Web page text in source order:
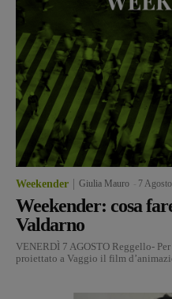
Weekender Giulia Mauro 7
Weekender: cosa
Valdarno
VENERDÌ 7 AGOSTO Reggello-
proiettato a Vaggio il film